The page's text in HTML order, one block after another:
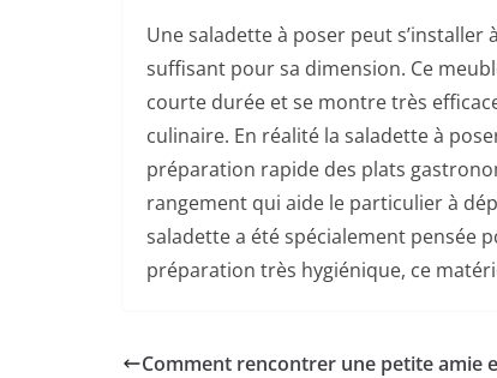
Une saladette à poser peut
suffisant pour sa dimension. Ce
courte durée et se montre très
culinaire. En réalité la saladette à
préparation rapide des plats
rangement qui aide le particulier à
saladette a été spécialement pensée
préparation très hygiénique, ce
Comment rencontrer une petite amie